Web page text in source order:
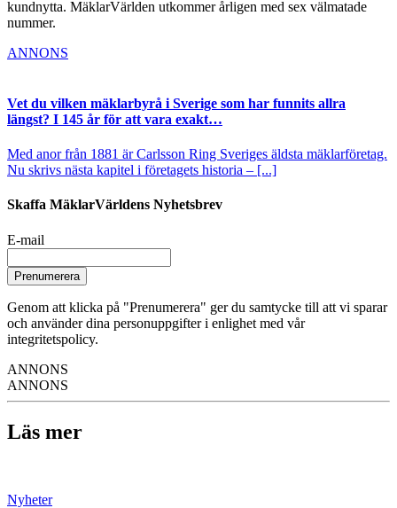
kundnytta. MäklarVärlden utkommer årligen med sex välmatade
nummer.
ANNONS
Vet du vilken mäklarbyrå i Sverige som har funnits allra
längst? I 145 år för att vara exakt…
Med anor från 1881 är Carlsson Ring Sveriges äldsta mäklarföretag.
Nu skrivs nästa kapitel i företagets historia – [...]
Skaffa MäklarVärldens Nyhetsbrev
E-mail
Prenumerera
Genom att klicka på "Prenumerera" ger du samtycke till att vi sparar
och använder dina personuppgifter i enlighet med vår
integritetspolicy.
ANNONS
ANNONS
Läs mer
Nyheter